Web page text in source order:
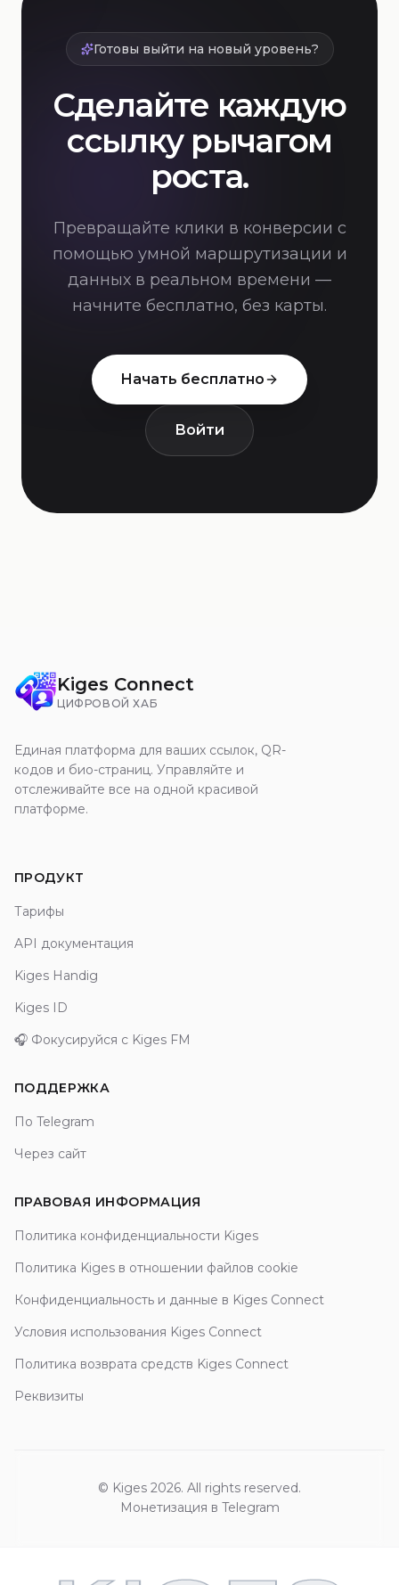
Готовы выйти на новый уровень?
Сделайте каждую
ссылку рычагом
роста.
Превращайте клики в конверсии с
помощью умной маршрутизации и
данных в реальном времени —
начните бесплатно, без карты.
Начать бесплатно
Войти
Kiges Connect
ЦИФРОВОЙ ХАБ
Единая платформа для ваших ссылок, QR-
кодов и био-страниц. Управляйте и
отслеживайте все на одной красивой
платформе.
ПРОДУКТ
Тарифы
API документация
Kiges Handig
Kiges ID
🎧 Фокусируйся с Kiges FM
ПОДДЕРЖКА
По Telegram
Через сайт
ПРАВОВАЯ ИНФОРМАЦИЯ
Политика конфиденциальности Kiges
Политика Kiges в отношении файлов cookie
Конфиденциальность и данные в Kiges Connect
Условия использования Kiges Connect
Политика возврата средств Kiges Connect
Реквизиты
© Kiges 2026. All rights reserved.
Монетизация в Telegram